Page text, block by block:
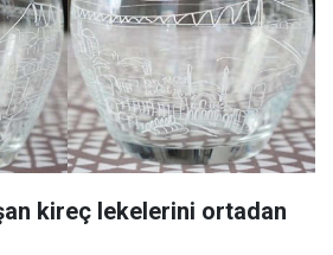
kireç lekelerini ortadan